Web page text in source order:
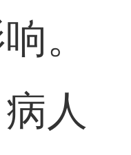
。
人